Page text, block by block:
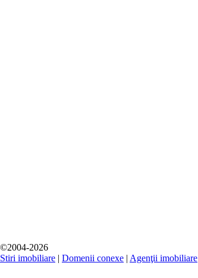
©2004-2026
Stiri imobiliare | Domenii conexe | Agenţii imobiliare